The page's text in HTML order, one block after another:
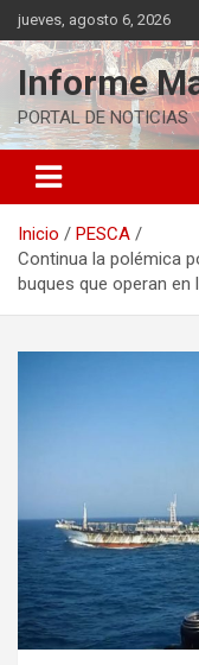
Saltar
al
contenido
jueves, agosto 6, 2026
Informe
PORTAL DE NOTICIAS
Inicio
PESCA
Continua la polémica
buques que operan en